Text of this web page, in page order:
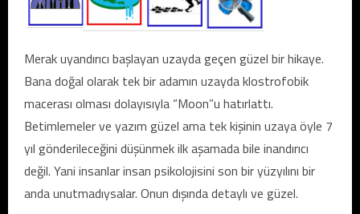
Merak uyandırıcı başlayan uzayda geçen güzel bir hikaye.
Bana doğal olarak tek bir adamın uzayda klostrofobik
macerası olması dolayısıyla “Moon”u hatırlattı.
Betimlemeler ve yazım güzel ama tek kişinin uzaya öyle 7
yıl gönderileceğini düşünmek ilk aşamada bile inandırıcı
değil. Yani insanlar insan psikolojisini son bir yüzyılını bir
anda unutmadıysalar. Onun dışında detaylı ve güzel.